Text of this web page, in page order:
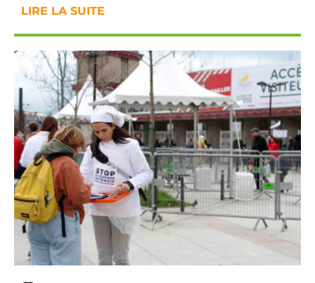
LIRE LA SUITE